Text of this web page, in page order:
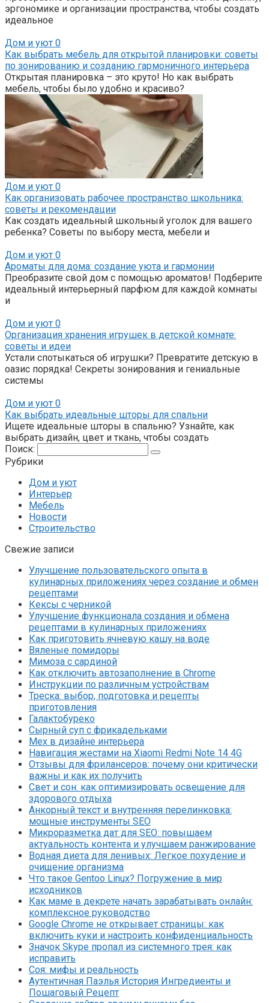
эргономике и организации пространства, чтобы создать
идеальное
Дом и уют 0
Как выбрать мебель для открытой планировки: советы
по зонированию и созданию гармоничного интерьера
Открытая планировка – это круто! Но как выбрать
мебель, чтобы было удобно и красиво?
Дом и уют 0
Как организовать рабочее пространство школьника:
советы и рекомендации
Как создать идеальный школьный уголок для вашего
ребенка? Советы по выбору места, мебели и
Дом и уют 0
Ароматы для дома: создание уюта и гармонии
Преобразите свой дом с помощью ароматов! Подберите
идеальный интерьерный парфюм для каждой комнаты
и
Дом и уют 0
Организация хранения игрушек в детской комнате:
советы и идеи
Устали спотыкаться об игрушки? Превратите детскую в
оазис порядка! Секреты зонирования и гениальные
системы
Дом и уют 0
Как выбрать идеальные шторы для спальни
Ищете идеальные шторы в спальню? Узнайте, как
выбрать дизайн, цвет и ткань, чтобы создать
Поиск:
Рубрики
Дом и уют
Интерьер
Мебель
Новости
Строительство
Свежие записи
Улучшение пользовательского опыта в
кулинарных приложениях через создание и обмен
рецептами
Кексы с черникой
Улучшение функционала создания и обмена
рецептами в кулинарных приложениях
Как приготовить ячневую кашу на воде
Вяленые помидоры
Мимоза с сардиной
Как отключить автозаполнение в Chrome
Инструкции по различным устройствам
Треска: выбор, подготовка и рецепты
приготовления
Галактобуреко
Сырный суп с фрикадельками
Мех в дизайне интерьера
Навигация жестами на Xiaomi Redmi Note 14 4G
Отзывы для фрилансеров: почему они критически
важны и как их получить
Свет и сон: как оптимизировать освещение для
здорового отдыха
Анкорный текст и внутренняя перелинковка:
мощные инструменты SEO
Микроразметка дат для SEO: повышаем
актуальность контента и улучшаем ранжирование
Водная диета для ленивых: Легкое похудение и
очищение организма
Что такое Gentoo Linux? Погружение в мир
исходников
Как маме в декрете начать зарабатывать онлайн:
комплексное руководство
Google Chrome не открывает страницы: как
включить куки и настроить конфиденциальность
Значок Skype пропал из системного трея: как
исправить
Соя: мифы и реальность
Аутентичная Паэлья История Ингредиенты и
Пошаговый Рецепт